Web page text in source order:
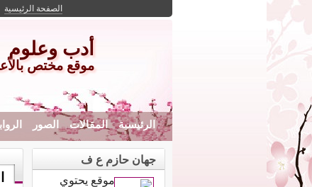
الصفحة الرئيسية
أدب وعلوم
موقع مختص
الرئيسية المقالات الصور
جهان حازم ع ف
موقع يحتوي